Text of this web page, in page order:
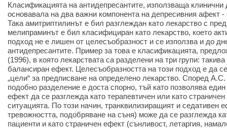
Класификацията на антидепресантите, използваща
основавала на два важни компонента на депресивния афект
Така амитриптилинът е бил разглеждан като лекарство с
мелипраминът е бил класифициран като лекарство, което
подход не е лишен от целесъобразност и се използва и до
антидепресантите. Пример за това е класификацията,
(1996), в която лекарствата са разделени на три групи:
балансиран ефект. Целесъобразността на този подход е да
„цели“ за предписване на определено лекарство. Според
подобно разделение е доста спорно, тъй като позволява
ефект да се разглежда като терапевтичен или като
ситуацията. По този начин, транквилизиращият и седативен
тревожността, подобряване на съня) може да се разглежда
пациенти и като страничен ефект (сънливост, летаргия,